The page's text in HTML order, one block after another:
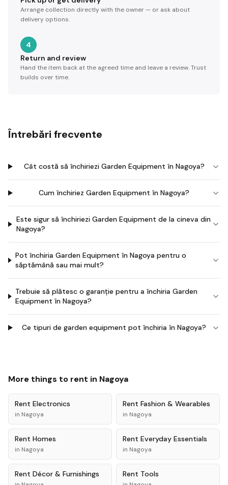
Arrange collection directly with the owner — or ask about
delivery options.
4
Return and review
Hand the item back at the agreed time and leave a review. Trust
builds over time.
Întrebări frecvente
Cât costă să închiriezi Garden Equipment în Nagoya?
Cum închiriez Garden Equipment în Nagoya?
Este sigur să închiriezi Garden Equipment de la cineva din
Nagoya?
Pot închiria Garden Equipment în Nagoya pentru o
săptămână sau mai mult?
Trebuie să plătesc o garanție pentru a închiria Garden
Equipment în Nagoya?
Ce tipuri de garden equipment pot închiria în Nagoya?
More things to rent in Nagoya
Rent Electronics
in Nagoya
Rent Fashion & Wearables
in Nagoya
Rent Homes
in Nagoya
Rent Everyday Essentials
in Nagoya
Rent Décor & Furnishings Rent Tools